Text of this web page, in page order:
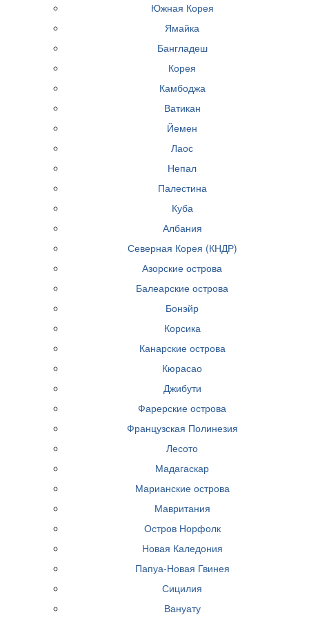
Южная Корея
Ямайка
Бангладеш
Корея
Камбоджа
Ватикан
Йемен
Лаос
Непал
Палестина
Куба
Албания
Северная Корея (КНДР)
Азорские острова
Балеарские острова
Бонэйр
Корсика
Канарские острова
Кюрасао
Джибути
Фарерские острова
Французская Полинезия
Лесото
Мадагаскар
Марианские острова
Мавритания
Остров Норфолк
Новая Каледония
Папуа-Новая Гвинея
Сицилия
Вануату